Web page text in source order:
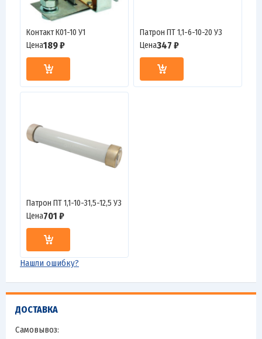
ДОСТАВКА
Самовывоз:
Контакт К01-10 У1
Цена189 ₽
Патрон ПТ 1,1-6-10-20 У3
Цена347 ₽
Патрон ПТ 1,1-10-31,5-12,5 У3
Цена701 ₽
Нашли ошибку?